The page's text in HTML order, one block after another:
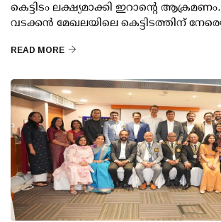
കെട്ടിടം ലക്ഷ്യമാക്കി ഇറാന്റെ ആക്രമണം.
വടക്കന്‍ മേഖലയിലെ കെട്ടിടത്തിന്
READ MORE